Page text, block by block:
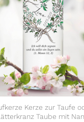
Kerze zur Taufe
Taube mit